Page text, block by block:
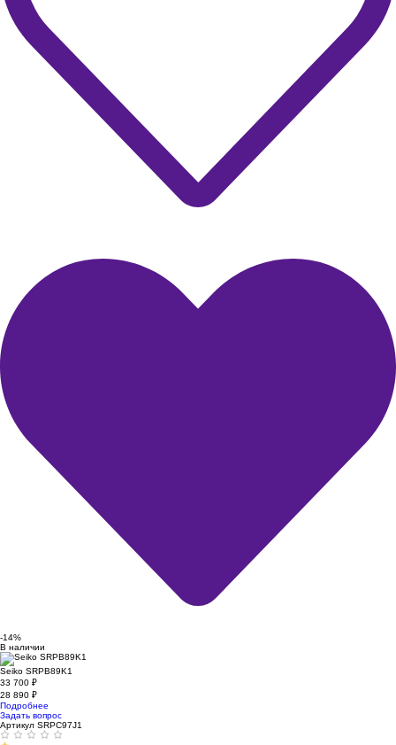
-14%
В наличии
Seiko SRPB89K1
33 700 ₽
28 890 ₽
Подробнее
Задать вопрос
Артикул SRPC97J1